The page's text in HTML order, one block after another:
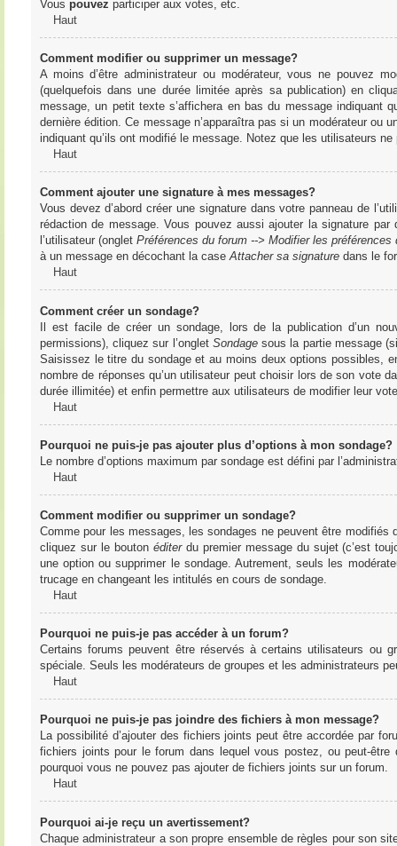
Vous pouvez participer aux votes, etc.
Haut
Comment modifier ou supprimer un message?
A moins d’être administrateur ou modérateur, vous ne pouvez
(quelquefois dans une durée limitée après sa publication) en
message, un petit texte s’affichera en bas du message indiquant
dernière édition. Ce message n’apparaîtra pas si un modérateur
indiquant qu’ils ont modifié le message. Notez que les utilisateurs
Haut
Comment ajouter une signature à mes messages?
Vous devez d’abord créer une signature dans votre panneau de
rédaction de message. Vous pouvez aussi ajouter la signature
l’utilisateur (onglet Préférences du forum --> Modifier les préférences
à un message en décochant la caseAttacher sa signaturedans le
Haut
Comment créer un sondage?
Il est facile de créer un sondage, lors de la publication d’un
permissions), cliquez sur l’onglet Sondagesous la partie message
Saisissez le titre du sondage et au moins deux options possibles,
nombre de réponses qu’un utilisateur peut choisir lors de son vote
durée illimitée) et enfin permettre aux utilisateurs de modifier leur
Haut
Pourquoi ne puis-je pas ajouter plus d’options à mon sondage?
Le nombre d’options maximum par sondage est défini par
Haut
Comment modifier ou supprimer un sondage?
Comme pour les messages, les sondages ne peuvent être modifiés
cliquez sur le bouton éditerdu premier message du sujet (c’est
une option ou supprimer le sondage. Autrement, seuls les
trucage en changeant les intitulés en cours de sondage.
Haut
Pourquoi ne puis-je pas accéder à un forum?
Certains forums peuvent être réservés à certains utilisateurs ou
spéciale. Seuls les modérateurs de groupes et les administrateurs
Haut
Pourquoi ne puis-je pas joindre des fichiers à mon message?
La possibilité d’ajouter des fichiers joints peut être accordée par
fichiers joints pour le forum dans lequel vous postez, ou peut-
pourquoi vous ne pouvez pas ajouter de fichiers joints sur un forum.
Haut
Pourquoi ai-je reçu un avertissement?
Chaque administrateur a son propre ensemble de règles pour son